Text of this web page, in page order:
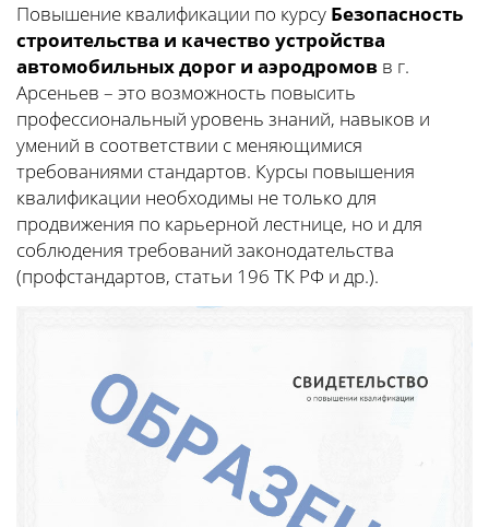
Повышение квалификации по курсу Безопасность
строительства и качество устройства
автомобильных дорог и аэродромов в г.
Арсеньев – это возможность повысить
профессиональный уровень знаний, навыков и
умений в соответствии с меняющимися
требованиями стандартов. Курсы повышения
квалификации необходимы не только для
продвижения по карьерной лестнице, но и для
соблюдения требований законодательства
(профстандартов, статьи 196 ТК РФ и др.).